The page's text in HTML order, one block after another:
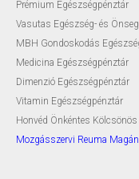
Prémium Egészségpénztár
Vasutas Egészség- és
MBH Gondoskodás
Medicina Egészségpénztár
Dimenzió Egészségpénztár
Vitamin Egészségpénztár
Honvéd Önkéntes
Mozgásszervi Reuma